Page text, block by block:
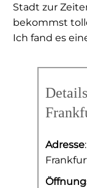
Stadt zur
bekommst
Ich fand es
Adresse